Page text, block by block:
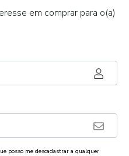
em comprar para o(a)
posso me descadastrar a qualquer